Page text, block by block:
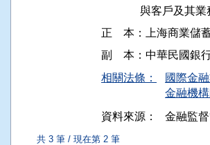
與客戶
正    本：上海商業儲
相關法條：
國際金
金融機
資料來源：
金融監
共 3 筆 / 現在第 2 筆